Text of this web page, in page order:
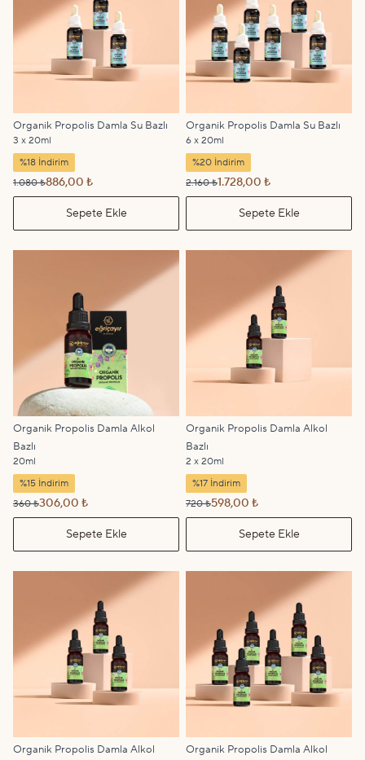
Organik Propolis Damla Su Bazlı
3 x 20ml
%18 İndirim
1.080 ₺886,00 ₺
Sepete Ekle
Organik Propolis Damla Su Bazlı
6 x 20ml
%20 İndirim
2.160 ₺1.728,00 ₺
Sepete Ekle
Organik Propolis Damla Alkol
Bazlı
20ml
%15 İndirim
360 ₺306,00 ₺
Sepete Ekle
Organik Propolis Damla Alkol
Bazlı
2 x 20ml
%17 İndirim
720 ₺598,00 ₺
Sepete Ekle
Organik Propolis Damla Alkol
Organik Propolis Damla Alkol